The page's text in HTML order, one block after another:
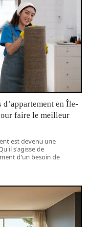
en Île-
faire le meilleur
est devenu une
s'agisse de
d'un besoin de